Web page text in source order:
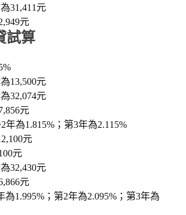
31,411元
元
試算
13,500元
32,074元
元
年為1.815%；第3年為2.115%
元
元
32,430元
元
1.995%；第2年為2.095%；第3年為